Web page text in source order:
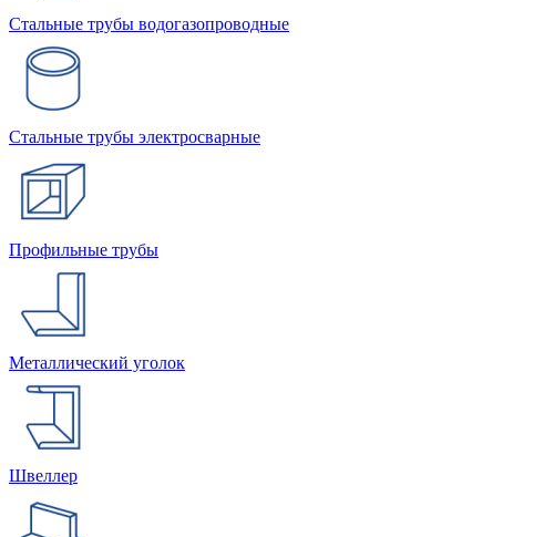
Стальные трубы водогазопроводные
Стальные трубы электросварные
Профильные трубы
Металлический уголок
Швеллер